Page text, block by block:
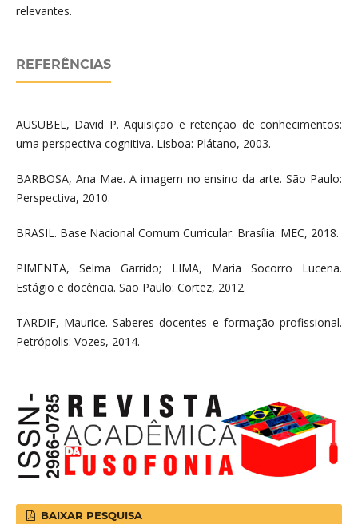
relevantes.
REFERÊNCIAS
AUSUBEL, David P. Aquisição e retenção de conhecimentos:
uma perspectiva cognitiva. Lisboa: Plátano, 2003.
BARBOSA, Ana Mae. A imagem no ensino da arte. São Paulo:
Perspectiva, 2010.
BRASIL. Base Nacional Comum Curricular. Brasília: MEC, 2018.
PIMENTA, Selma Garrido; LIMA, Maria Socorro Lucena.
Estágio e docência. São Paulo: Cortez, 2012.
TARDIF, Maurice. Saberes docentes e formação profissional.
Petrópolis: Vozes, 2014.
BAIXAR PESQUISA